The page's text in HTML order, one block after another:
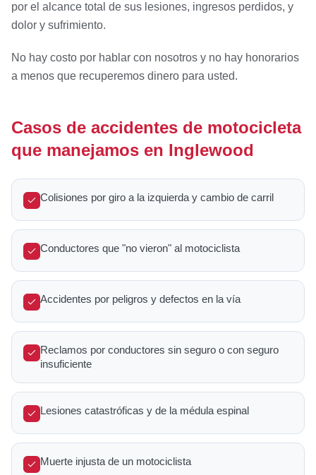
por el alcance total de sus lesiones, ingresos perdidos, y
dolor y sufrimiento.
No hay costo por hablar con nosotros y no hay honorarios
a menos que recuperemos dinero para usted.
Casos de accidentes de motocicleta
que manejamos en Inglewood
Colisiones por giro a la izquierda y cambio de carril
Conductores que "no vieron" al motociclista
Accidentes por peligros y defectos en la vía
Reclamos por conductores sin seguro o con seguro
insuficiente
Lesiones catastróficas y de la médula espinal
Muerte injusta de un motociclista